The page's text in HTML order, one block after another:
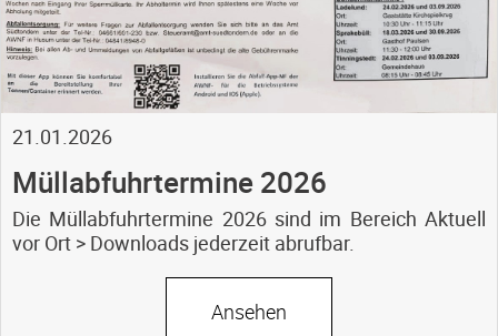
21.01.2026
Müllabfuhrtermine 2026
Die Müllabfuhrtermine 2026 sind im Bereich Aktuell
vor Ort > Downloads jederzeit abrufbar.
Ansehen